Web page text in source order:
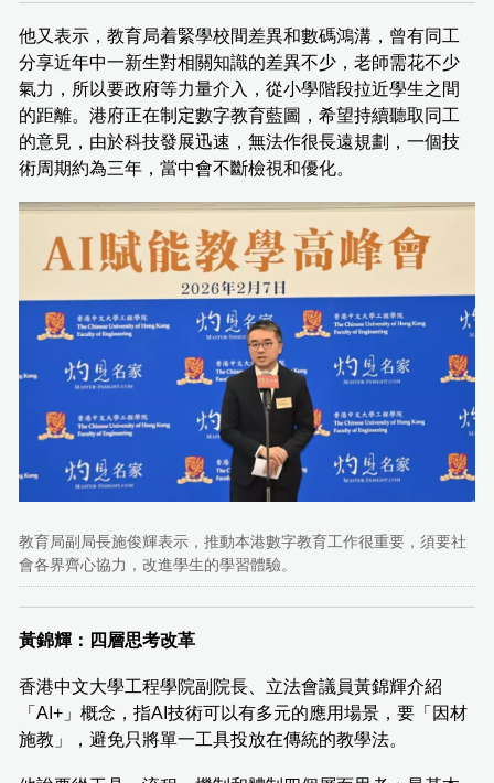
他又表示，教育局着緊學校間差異和數碼鴻溝，曾有同工
分享近年中一新生對相關知識的差異不少，老師需花不少
氣力，所以要政府等力量介入，從小學階段拉近學生之間
的距離。港府正在制定數字教育藍圖，希望持續聽取同工
的意見，由於科技發展迅速，無法作很長遠規劃，一個技
術周期約為三年，當中會不斷檢視和優化。
教育局副局長施俊輝表示，推動本港數字教育工作很重要，須要社
會各界齊心協力，改進學生的學習體驗。
黃錦輝：四層思考改革
香港中文大學工程學院副院長、立法會議員黃錦輝介紹
「AI+」概念，指AI技術可以有多元的應用場景，要「因材
施教」，避免只將單一工具投放在傳統的教學法。